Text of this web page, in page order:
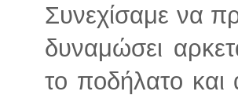
Συνεχίσαμε να
δυναμώσει
το ποδήλατο και